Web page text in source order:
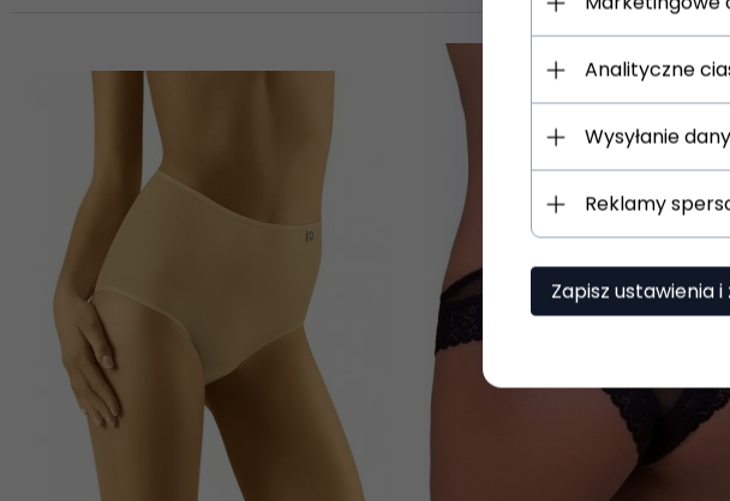
Analityczne
Wysyłanie
Reklamy
Zapisz ustawienia
najnowsze wieści o promocjach i
informacje o nowościach w ofercie
Zapisz się
Chcę zapisać się do newslettera.
Zasady ochrony danych osobowych